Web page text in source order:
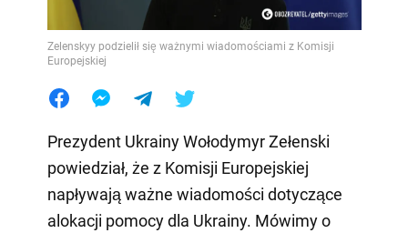
Zelenskyy podzielił się ważnymi wiadomościami z Komisji
Europejskiej
Prezydent Ukrainy Wołodymyr Zełenski
powiedział, że z Komisji Europejskiej
napływają ważne wiadomości dotyczące
alokacji pomocy dla Ukrainy. Mówimy o